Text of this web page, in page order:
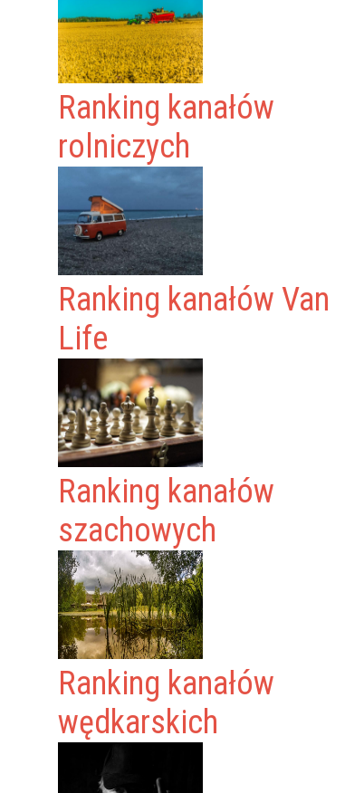
Ranking kanałów
rolniczych
Ranking kanałów Van
Life
Ranking kanałów
szachowych
Ranking kanałów
wędkarskich